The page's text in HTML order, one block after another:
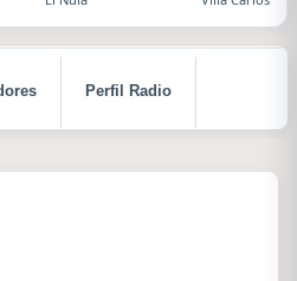
Perfil Radio